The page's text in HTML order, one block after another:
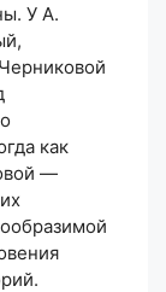
У А.
как
—